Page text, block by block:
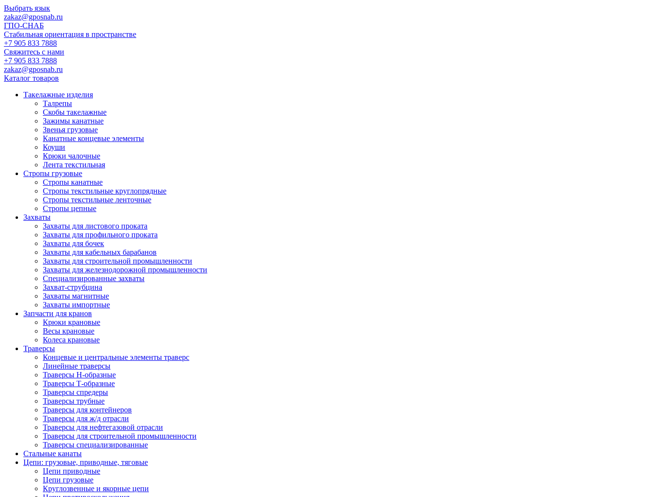
Выбрать язык
zakaz@gposnab.ru
ГПО-СНАБ
Стабильная ориентация в пространстве
+7 905 833 7888
Свяжитесь с нами
+7 905 833 7888
zakaz@gposnab.ru
Каталог товаров
Такелажные изделия
Талрепы
Скобы такелажные
Зажимы канатные
Звенья грузовые
Канатные концевые элементы
Коуши
Крюки чалочные
Лента текстильная
Стропы грузовые
Стропы канатные
Стропы текстильные круглопрядные
Стропы текстильные ленточные
Стропы цепные
Захваты
Захваты для листового проката
Захваты для профильного проката
Захваты для бочек
Захваты для кабельных барабанов
Захваты для строительной промышленности
Захваты для железнодорожной промышленности
Специализированные захваты
Захват-струбцина
Захваты магнитные
Захваты импортные
Запчасти для кранов
Крюки крановые
Весы крановые
Колеса крановые
Траверсы
Концевые и центральные элементы траверс
Линейные траверсы
Траверсы Н-образные
Траверсы Т-образные
Траверсы спредеры
Траверсы трубные
Траверсы для контейнеров
Траверсы для ж/д отрасли
Траверсы для нефтегазовой отрасли
Траверсы для строительной промышленности
Траверсы специализированные
Стальные канаты
Цепи: грузовые, приводные, тяговые
Цепи приводные
Цепи грузовые
Круглозвенные и якорные цепи